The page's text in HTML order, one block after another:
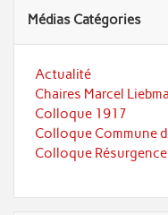
Médias Catégories
Actualité
Chaires Marcel
Colloque 1917
Colloque Commune
Colloque